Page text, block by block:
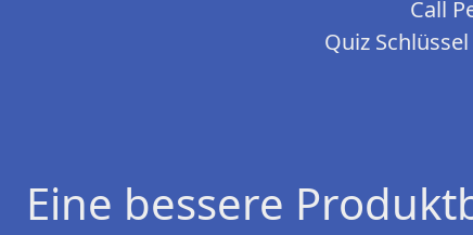
Call
Quiz
Eine bessere